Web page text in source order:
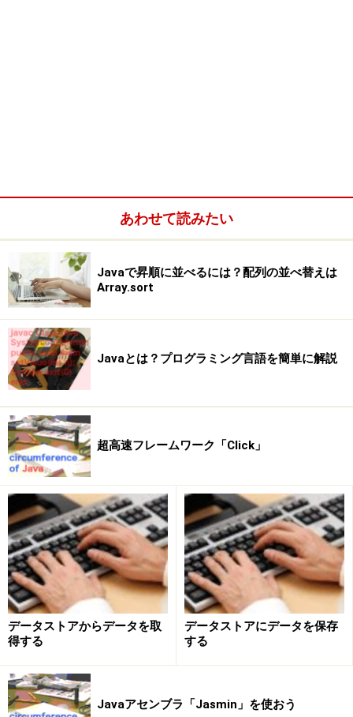
あわせて読みたい
Javaで昇順に並べるには？配列の並べ替えは
Array.sort
Javaとは？プログラミング言語を簡単に解説
超高速フレームワーク「Click」
データストアからデータを取
得する
データストアにデータを保存
する
Javaアセンブラ「Jasmin」を使おう